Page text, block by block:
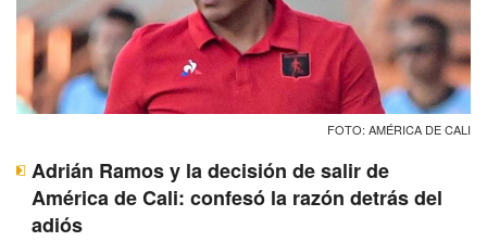
FOTO: AMÉRICA DE CALI
Adrián Ramos y la decisión de salir de
América de Cali: confesó la razón detrás del
adiós